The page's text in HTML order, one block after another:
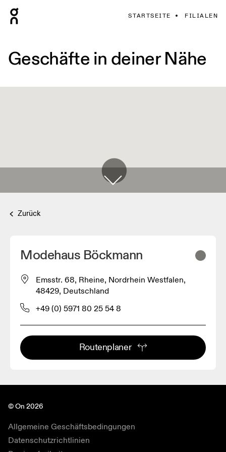
STARTSEITE FILIALEN
Geschäfte in deiner Nähe
Zurück
Modehaus Böckmann
Emsstr. 68, Rheine, Nordrhein Westfalen,
48429, Deutschland
+49 (0) 5971 80 25 54 8
Routenplaner
© On 2026
Allgemeine Geschäftsbedingungen
Datenschutzrichtlinien